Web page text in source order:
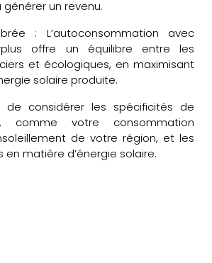
un revenu.
: L’autoconsommation avec
offre un équilibre entre les
et écologiques, en maximisant
solaire produite.
considérer les spécificités de
comme votre consommation
de votre région, et les
matière d’énergie solaire.